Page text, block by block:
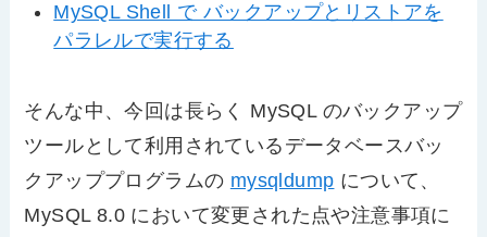
MySQL Shell で バックアップとリストアを
パラレルで実行する
そんな中、今回は長らく MySQL のバックアップ
ツールとして利用されているデータベースバッ
クアッププログラムの mysqldump について、
MySQL 8.0 において変更された点や注意事項に